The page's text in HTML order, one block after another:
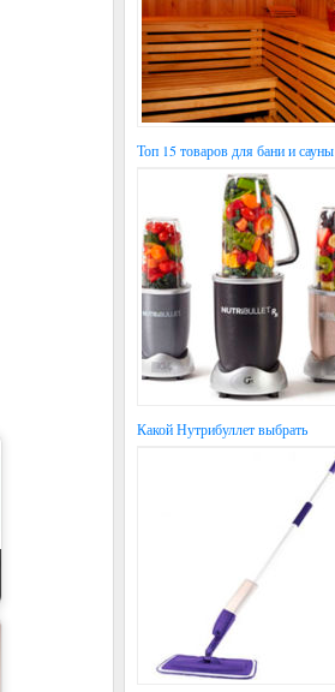
Топ 15 товаров для бани и сауны
Какой Нутрибуллет выбрать